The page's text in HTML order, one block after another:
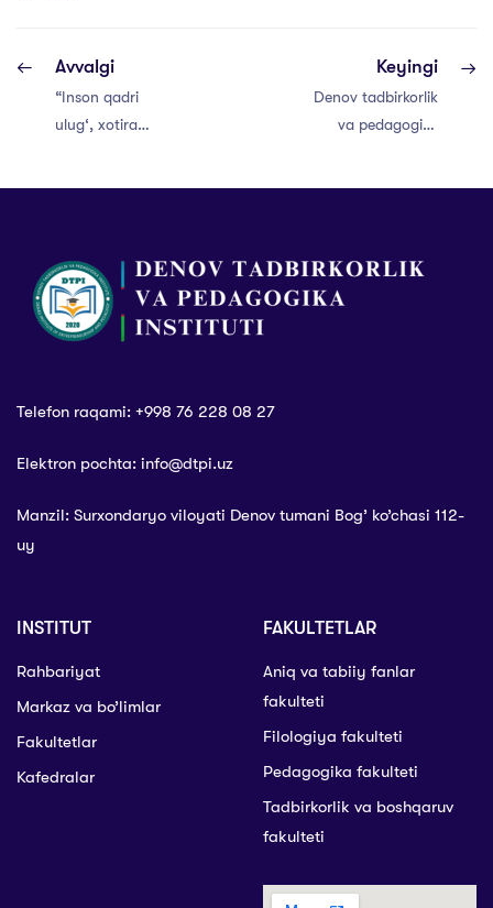
Avvalgi
“Inson qadri
ulug‘, xotira
Keyingi
Denov tadbirkorlik
va pedagogika
munosabati bilan
Telefon raqami: +998 76 228 08 27
Elektron pochta: info@dtpi.uz
Manzil: Surxondaryo viloyati Denov tumani Bog’ ko’chasi 112-
uy
INSTITUT
Rahbariyat
Markaz va bo’limlar
Fakultetlar
Kafedralar
FAKULTETLAR
Aniq va tabiiy fanlar
fakulteti
Filologiya fakulteti
Pedagogika fakulteti
Tadbirkorlik va boshqaruv
fakulteti